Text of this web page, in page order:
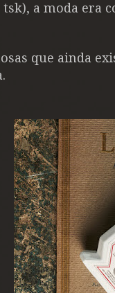
a moda era
que ainda